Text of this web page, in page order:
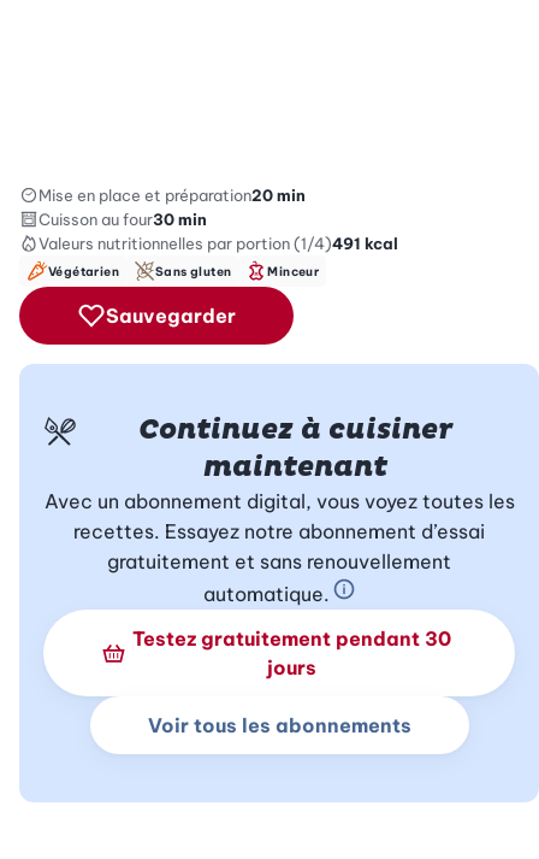
Mise en place et préparation20 min
Cuisson au four30 min
Valeurs nutritionnelles par portion (1/4)491 kcal
Végétarien Sans gluten Minceur
Sauvegarder
Continuez à cuisiner
maintenant
Avec un abonnement digital, vous voyez toutes les
recettes. Essayez notre abonnement d’essai
gratuitement et sans renouvellement
automatique. En savoir plus sur
Testez gratuitement pendant 30
jours
Voir tous les abonnements